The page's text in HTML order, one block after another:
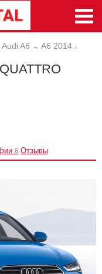
Audi A6 → A6 2014 ↓
6 Отзывы